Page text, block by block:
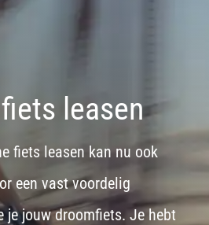
leasen
fiets leasen kan nu ook
een vast voordelig
je jouw droomfiets. Je hebt